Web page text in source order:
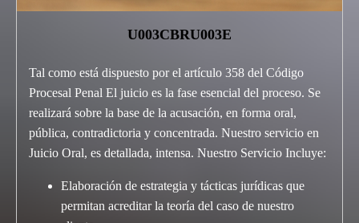
U003CBRU003E
Tal como está dispuesto por el artículo 358 del Código
Procesal Penal El juicio es la fase esencial del proceso. Se
realizará sobre la base de la acusación, en forma oral,
pública, contradictoria y concentrada. Nuestro servicio en
Juicio Oral, es detallada, intensa. Nuestro Servicio Incluye:
Elaboración de estrategia y tácticas jurídicas que
permitan acreditar la teoría del caso de nuestro